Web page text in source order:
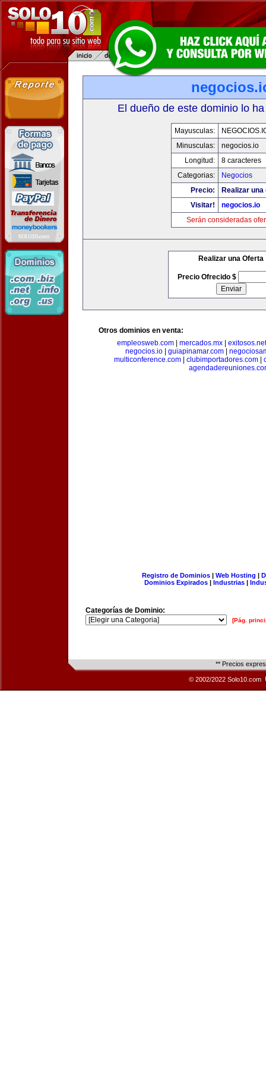
El dueño de este dominio lo
Mayusculas:
Minusculas:
negocios.io
Longitud:
8 caracteres
Categorias:
Negocios
Precio:
Realizar
Visitar!
negocios.io
Serán consideradas
Realizar una Oferta
Precio Ofrecido $
Otros dominios en venta:
empleosweb.com| mercados.mx| exitosos.net
negocios.io
guiapinamar.com
multiconference.com
clubimportadores.com
Registro de Dominios| Web Hosting |
Dominios Expirados | Industrias |
Categorías de Dominio:
[Pág.
** Precios
© 2002/2022 Solo10.com